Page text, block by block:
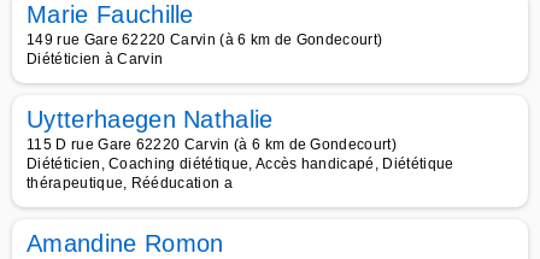
Marie Fauchille
149 rue Gare 62220 Carvin (à 6 km de Gondecourt)
Diététicien à Carvin
Uytterhaegen Nathalie
115 D rue Gare 62220 Carvin (à 6 km de Gondecourt)
Diététicien, Coaching diététique, Accès handicapé, Diététique
thérapeutique, Rééducation a
Amandine Romon